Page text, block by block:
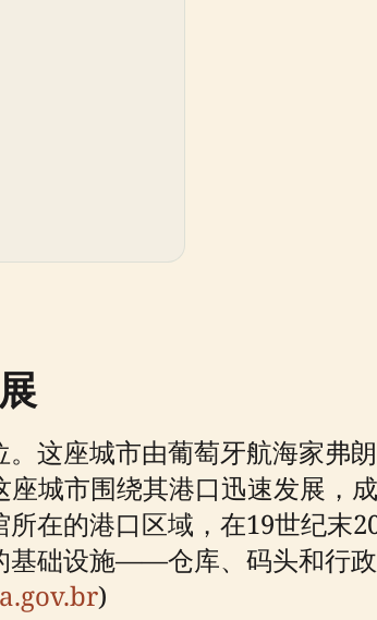
这座城市由葡萄牙航海家弗朗
城市围绕其港口迅速发展，
在的港口区域，在19世纪末
基础设施——仓库、码头和行
)